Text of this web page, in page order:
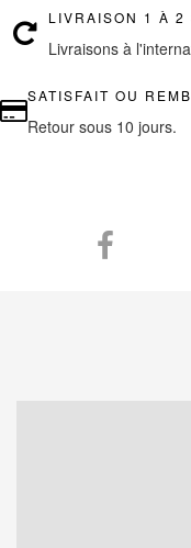
LIVRAISON 1 À 2
Livraisons à
SATISFAIT OU
Retour sous 10 jours.